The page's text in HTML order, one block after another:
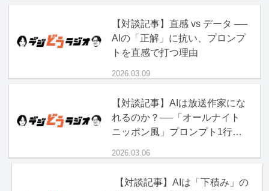
【対談記事】直感 vs データ ──
AIの「正解」に抗い、プロンプ
トを直感で打つ理由
2026.03.09
【対談記事】AIは放送作家にな
れるのか？──「オールナイト
ニッポン風」プロンプト1行の
2026.03.06
【対談記事】AIは「下積み」の